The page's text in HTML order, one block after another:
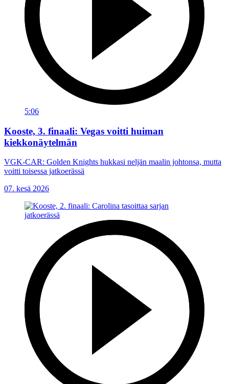
5:06
Kooste, 3. finaali: Vegas voitti huiman
kiekkonäytelmän
VGK-CAR: Golden Knights hukkasi neljän maalin johtonsa, mutta
voitti toisessa jatkoerässä
07. kesä 2026